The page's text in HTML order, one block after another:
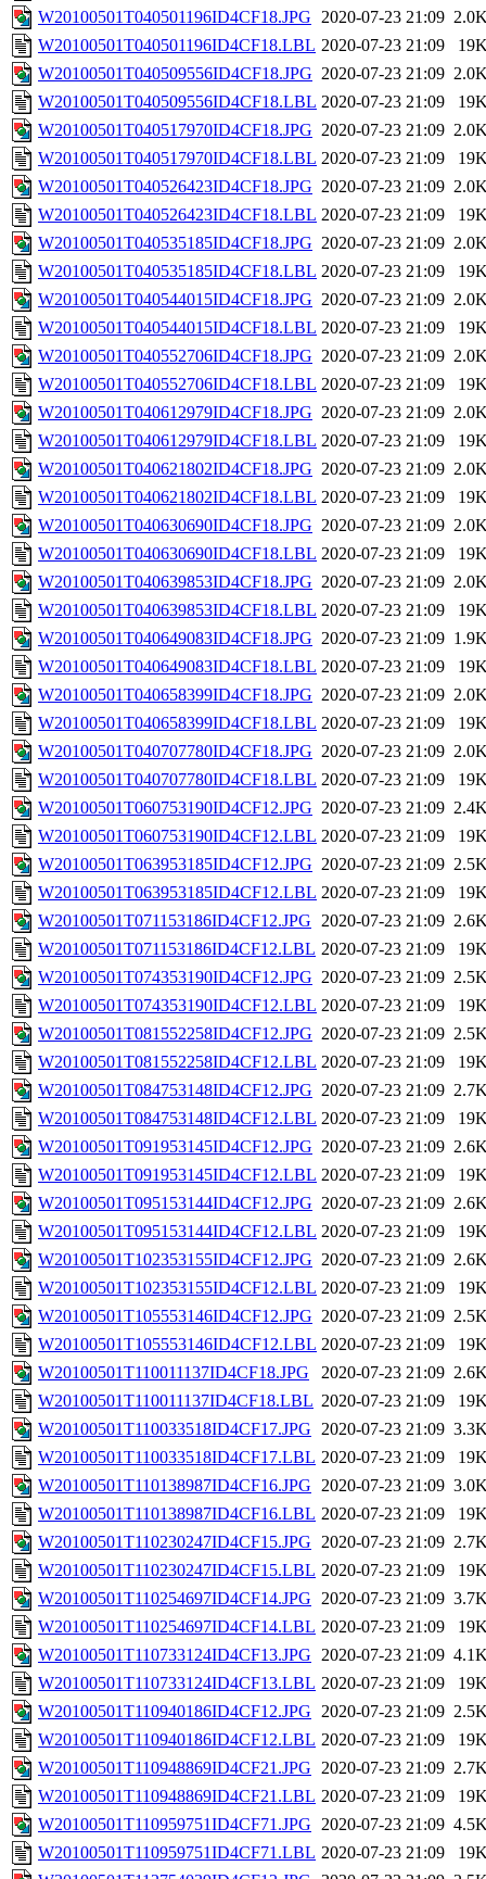
W20100501T040501196ID4CF18.JPG 2020-07-23 21:09
W20100501T040501196ID4CF18.LBL 2020-07-23 21:09
W20100501T040509556ID4CF18.JPG 2020-07-23 21:09
W20100501T040509556ID4CF18.LBL 2020-07-23 21:09
W20100501T040517970ID4CF18.JPG 2020-07-23 21:09
W20100501T040517970ID4CF18.LBL 2020-07-23 21:09
W20100501T040526423ID4CF18.JPG 2020-07-23 21:09
W20100501T040526423ID4CF18.LBL 2020-07-23 21:09
W20100501T040535185ID4CF18.JPG 2020-07-23 21:09
W20100501T040535185ID4CF18.LBL 2020-07-23 21:09
W20100501T040544015ID4CF18.JPG 2020-07-23 21:09
W20100501T040544015ID4CF18.LBL 2020-07-23 21:09
W20100501T040552706ID4CF18.JPG 2020-07-23 21:09
W20100501T040552706ID4CF18.LBL 2020-07-23 21:09
W20100501T040612979ID4CF18.JPG 2020-07-23 21:09
W20100501T040612979ID4CF18.LBL 2020-07-23 21:09
W20100501T040621802ID4CF18.JPG 2020-07-23 21:09
W20100501T040621802ID4CF18.LBL 2020-07-23 21:09
W20100501T040630690ID4CF18.JPG 2020-07-23 21:09
W20100501T040630690ID4CF18.LBL 2020-07-23 21:09
W20100501T040639853ID4CF18.JPG 2020-07-23 21:09
W20100501T040639853ID4CF18.LBL 2020-07-23 21:09
W20100501T040649083ID4CF18.JPG 2020-07-23 21:09
W20100501T040649083ID4CF18.LBL 2020-07-23 21:09
W20100501T040658399ID4CF18.JPG 2020-07-23 21:09
W20100501T040658399ID4CF18.LBL 2020-07-23 21:09
W20100501T040707780ID4CF18.JPG 2020-07-23 21:09
W20100501T040707780ID4CF18.LBL 2020-07-23 21:09
W20100501T060753190ID4CF12.JPG 2020-07-23 21:09
W20100501T060753190ID4CF12.LBL 2020-07-23 21:09
W20100501T063953185ID4CF12.JPG 2020-07-23 21:09
W20100501T063953185ID4CF12.LBL 2020-07-23 21:09
W20100501T071153186ID4CF12.JPG 2020-07-23 21:09
W20100501T071153186ID4CF12.LBL 2020-07-23 21:09
W20100501T074353190ID4CF12.JPG 2020-07-23 21:09
W20100501T074353190ID4CF12.LBL 2020-07-23 21:09
W20100501T081552258ID4CF12.JPG 2020-07-23 21:09
W20100501T081552258ID4CF12.LBL 2020-07-23 21:09
W20100501T084753148ID4CF12.JPG 2020-07-23 21:09
W20100501T084753148ID4CF12.LBL 2020-07-23 21:09
W20100501T091953145ID4CF12.JPG 2020-07-23 21:09
W20100501T091953145ID4CF12.LBL 2020-07-23 21:09
W20100501T095153144ID4CF12.JPG 2020-07-23 21:09
W20100501T095153144ID4CF12.LBL 2020-07-23 21:09
W20100501T102353155ID4CF12.JPG 2020-07-23 21:09
W20100501T102353155ID4CF12.LBL 2020-07-23 21:09
W20100501T105553146ID4CF12.JPG 2020-07-23 21:09
W20100501T105553146ID4CF12.LBL 2020-07-23 21:09
W20100501T110011137ID4CF18.JPG
2020-07-23 21:09
W20100501T110011137ID4CF18.LBL 2020-07-23 21:09
W20100501T110033518ID4CF17.JPG 2020-07-23 21:09
W20100501T110033518ID4CF17.LBL 2020-07-23 21:09
W20100501T110138987ID4CF16.JPG 2020-07-23 21:09
W20100501T110138987ID4CF16.LBL 2020-07-23 21:09
W20100501T110230247ID4CF15.JPG 2020-07-23 21:09
W20100501T110230247ID4CF15.LBL 2020-07-23 21:09
W20100501T110254697ID4CF14.JPG 2020-07-23 21:09
W20100501T110254697ID4CF14.LBL 2020-07-23 21:09
W20100501T110733124ID4CF13.JPG 2020-07-23 21:09
W20100501T110733124ID4CF13.LBL 2020-07-23 21:09
W20100501T110940186ID4CF12.JPG 2020-07-23 21:09
W20100501T110940186ID4CF12.LBL 2020-07-23 21:09
W20100501T110948869ID4CF21.JPG 2020-07-23 21:09
W20100501T110948869ID4CF21.LBL 2020-07-23 21:09
W20100501T110959751ID4CF71.JPG 2020-07-23 21:09
W20100501T110959751ID4CF71.LBL 2020-07-23 21:09